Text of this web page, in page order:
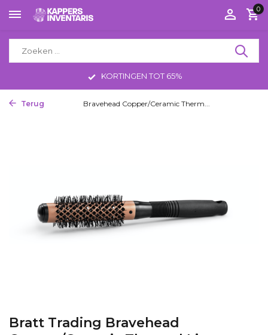
0
KORTINGEN TOT 65%
Terug Bravehead Copper/Ceramic Therm...
Bratt Trading Bravehead